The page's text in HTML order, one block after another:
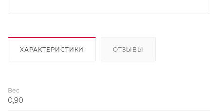
ХАРАКТЕРИСТИКИ ОТЗЫВЫ
Вес
0,90